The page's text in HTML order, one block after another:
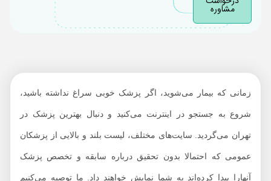
مشاوره
زمانی که بیمار می‌شوید، اگر پزشک خوبی سراغ نداشته باشید،
شروع به جستجو در اینترنت می‌کنید و دنبال بهترین پزشک در
تهران می‌گردید. سایت‌های مختلف، لیست بلند و بالایی از پزشکان
عمومی که احتمالا بدون تحقیق درباره سابقه و تخصص پزشک
آنهارا پیدا کرده‌اند به شما نمایش خواهند داد. ما توصیه می‌کنیم